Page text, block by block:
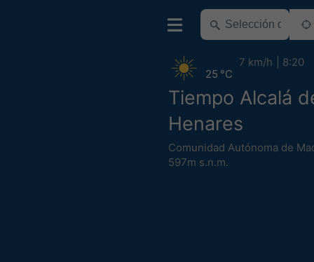
Tiempo Alcalá
Henares
Comunidad Autónoma de
597m s.n.m.
25 °C
7 km/h 8:20